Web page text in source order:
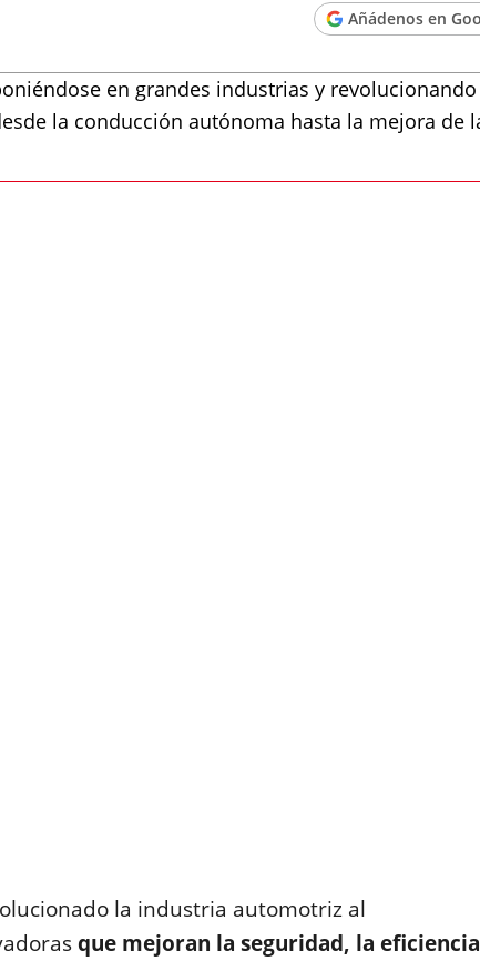
Añádenos en
en grandes industrias y revolucionando
la conducción autónoma hasta la mejora de
la industria automotriz al
que mejoran la seguridad, la